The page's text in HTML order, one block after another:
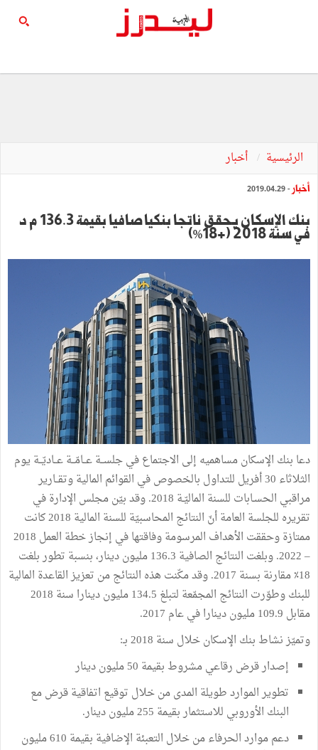
الرئيسية أخبار
أخبار - 2019.04.29
بنك الإسكان يحقق ناتجا بنكيا صافيا بقيمة 136.3 م د
في سنة 2018 (+18%)
دعا بنك الإسكان مساهميه إلى الاجتماع في جلســة عــامّــة عــاديّــة يوم
الثلاثاء 30 أفريل للتداول بالخصوص في القوائم المالية وتقــارير
مراقبي الحسـابات للسنة الماليّـة 2018. وقد بيّن مجلس الإدارة في
تقريره للجلسة العامة أنّ النتائج المحاسبيّة للسنة المالية 2018 كانت
ممتازة وحققت الأهداف المرسومة وفاقتها في إنجاز خطة العمل 2018
– 2022. وبلغت النتائج الصافية 136.3 مليون دينار، بنسبة تطور بلغت
18٪ مقارنة بسنة 2017. وقد مكّنت هذه النتائج من تعزيز القاعدة المالية
للبنك وطوّرت النتائج المجمّعة لتبلغ 134.5 مليون دينارا سنة 2018
مقابل 109.9 مليون دينارا في عام 2017.
وتميّز نشاط بنك الإسكان خلال سنة 2018 بـ:
إصدار قرض رقاعي مشروط بقيمة 50 مليون دينار
تطوير الموارد طويلة المدى من خلال توقيع اتفاقية قرض مع
البنك الأوروبي للاستثمار بقيمة 255 مليون دينار.
دعم موارد الحرفاء من خلال التعبئة الإضافية بقيمة 610 مليون